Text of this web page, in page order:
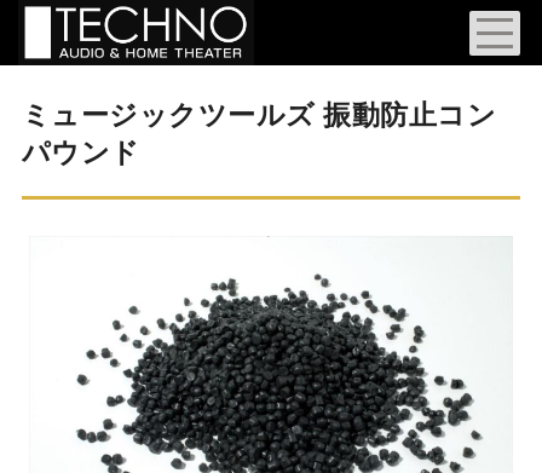
ミュージックツールズ 振動防止コン
パウンド